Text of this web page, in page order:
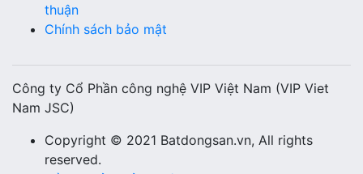
thuận
Chính sách bảo mật
Công ty Cổ Phần công nghệ VIP Việt Nam (VIP Viet
Nam JSC)
Copyright © 2021 Batdongsan.vn, All rights
reserved.